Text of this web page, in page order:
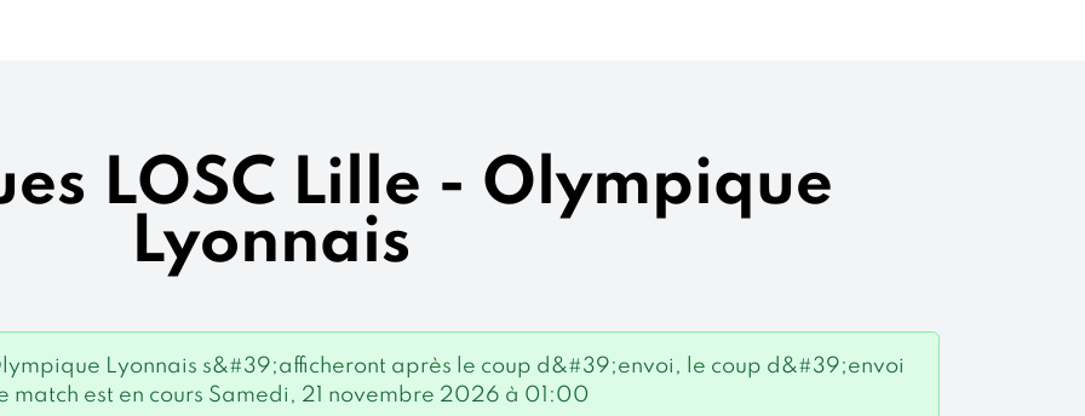
LOSC Lille - Olympique
Lyonnais
Lyonnais s&#39;afficheront après le coup d&#39;envoi, le coup d&#39;envoi
match est en cours Samedi, 21 novembre 2026 à 01:00